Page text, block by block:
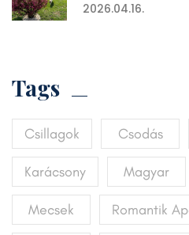
2026.04.16.
Tags
Csillagok Csodás
Karácsony Magyar
Mecsek Romantik